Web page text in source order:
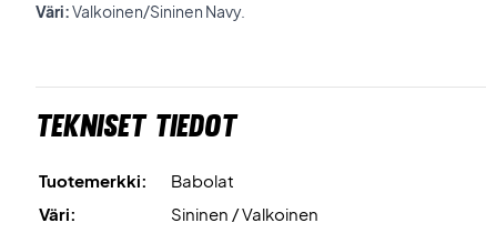
Väri:Valkoinen/Sininen Navy.
Tekniset tiedot
Tuotemerkki:
Babolat
Väri:
Sininen / Valkoinen